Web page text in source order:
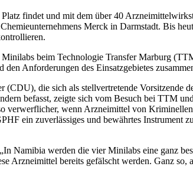
findet und mit dem über 40
Merck in Darmstadt. Bis
beim Technologie Transfer Marburg
Anforderungen des Einsatzgebietes
die sich als stellvertretende
befasst, zeigte sich vom Besuch bei TTM
verwerflicher, wenn Arzneimittel von
ein zuverlässiges und bewährtes
Namibia werden die vier Minilabs eine ganz
Arzneimittel bereits gefälscht werden. Ganz